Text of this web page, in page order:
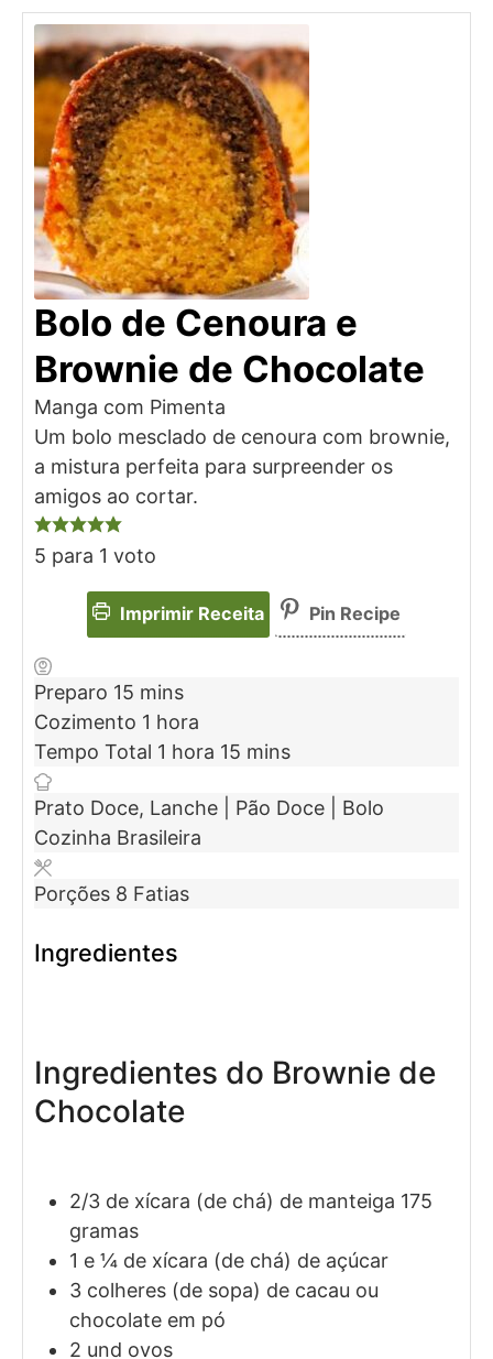
Bolo de Cenoura e
Brownie de Chocolate
Manga com Pimenta
Um bolo mesclado de cenoura com brownie,
a mistura perfeita para surpreender os
amigos ao cortar.
5 para 1 voto
Imprimir Receita Pin Recipe
Preparo 15 mins
Cozimento 1 hora
Tempo Total 1 hora 15 mins
Prato Doce, Lanche | Pão Doce | Bolo
Cozinha Brasileira
Porções 8 Fatias
Ingredientes
Ingredientes do Brownie de
Chocolate
2/3 de xícara (de chá) de manteiga 175
gramas
1 e ¼ de xícara (de chá) de açúcar
3 colheres (de sopa) de cacau ou
chocolate em pó
2 und ovos